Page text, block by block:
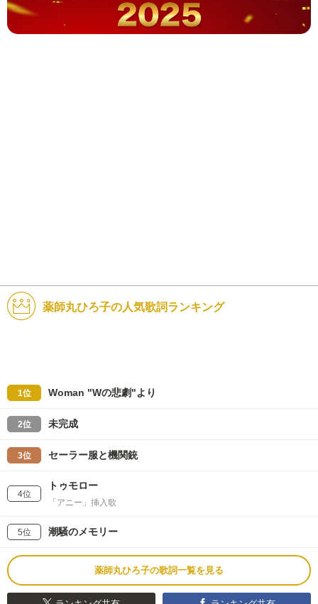
薬師丸ひろ子の人気歌詞ランキング
1位 Woman "Wの悲劇"より
2位 未完成
3位 セーラー服と機関銃
4位
トゥモロー
「アニー」挿入歌
5位 潮騒のメモリー
薬師丸ひろ子の歌詞一覧を見る